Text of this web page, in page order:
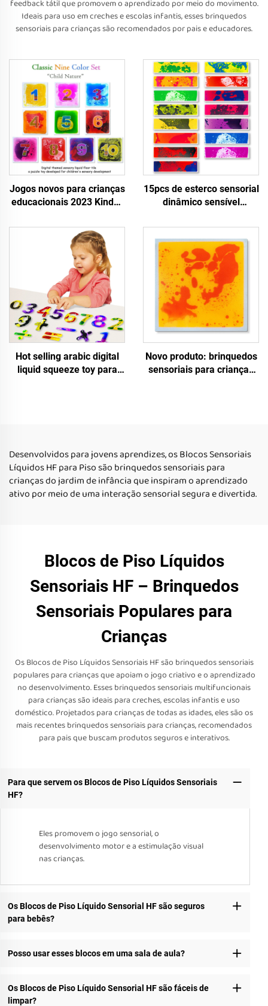
feedback tátil que promovem o aprendizado por meio do movimento.
Ideais para uso em creches e escolas infantis, esses brinquedos
sensoriais para crianças são recomendados por pais e educadores.
Jogos novos para crianças
educacionais 2023 Kinder
bodenfliesen
15pcs de esterco sensorial
dinâmico sensível
de canto redondo lava 15
cores escada azulejos de
piso líquido conjunto
Hot selling arabic digital
liquid squeeze toy para
Novo produto: brinquedos
sensoriais para crianças
Desenvolvidos para jovens aprendizes, os Blocos Sensoriais
Líquidos HF para Piso são brinquedos sensoriais para
crianças do jardim de infância que inspiram o aprendizado
ativo por meio de uma interação sensorial segura e divertida.
Blocos de Piso Líquidos
Sensoriais HF – Brinquedos
Sensoriais Populares para
Crianças
Os Blocos de Piso Líquidos Sensoriais HF são brinquedos sensoriais
populares para crianças que apoiam o jogo criativo e o aprendizado
no desenvolvimento. Esses brinquedos sensoriais multifuncionais
para crianças são ideais para creches, escolas infantis e uso
doméstico. Projetados para crianças de todas as idades, eles são os
mais recentes brinquedos sensoriais para crianças, recomendados
para pais que buscam produtos seguros e interativos.
Para que servem os Blocos de Piso Líquidos Sensoriais
HF?
Eles promovem o jogo sensorial, o
desenvolvimento motor e a estimulação visual
nas crianças.
Os Blocos de Piso Líquido Sensorial HF são seguros
para bebês?
Posso usar esses blocos em uma sala de aula?
Os Blocos de Piso Líquido Sensorial HF são fáceis de
limpar?